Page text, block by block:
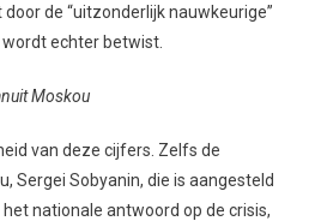
de “uitzonderlijk nauwkeurige”
echter betwist.
Moskou
van deze cijfers. Zelfs de
Sergei Sobyanin, die is aangesteld
nationale antwoord op de crisis,